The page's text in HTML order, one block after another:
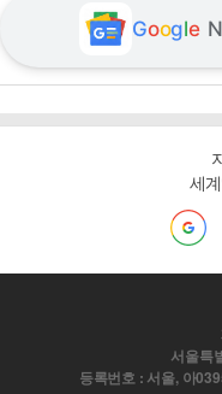
Google
세
서울특
등록번호 : 서울, 아